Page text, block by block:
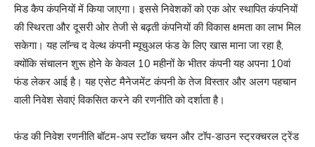
मिड कैप कंपनियों में किया जाएगा। इससे निवेशकों को एक ओर स्थापित कंपनियों
की स्थिरता और दूसरी ओर तेजी से बढ़ती कंपनियों की विकास क्षमता का लाभ मिल
सकेगा। यह लॉन्च द वेल्थ कंपनी म्यूचुअल फंड के लिए खास माना जा रहा है,
क्योंकि संचालन शुरू होने के केवल 10 महीनों के भीतर कंपनी यह अपना 10वां
फंड लेकर आई है। यह एसेट मैनेजमेंट कंपनी के तेज विस्तार और अलग पहचान
वाली निवेश सेवाएं विकसित करने की रणनीति को दर्शाता है।
फंड की निवेश रणनीति बॉटम-अप स्टॉक चयन और टॉप-डाउन स्ट्रक्चरल ट्रेंड